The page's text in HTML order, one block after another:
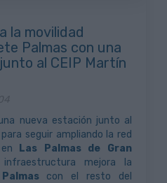
la movilidad
Palmas con una
al CEIP Martín
nueva estación junto al
para seguir ampliando la red
Las Palmas de Gran
mejora la
con el resto del